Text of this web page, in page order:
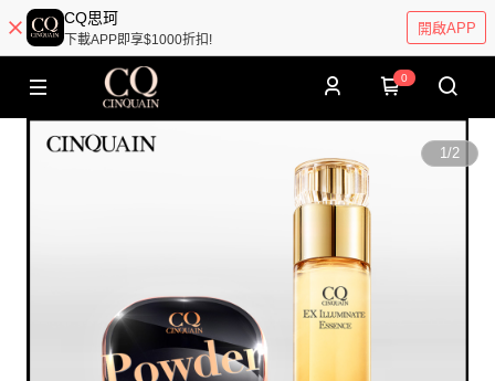
CQ思珂
下載APP即享$1000折扣!
開啟APP
0
1/2